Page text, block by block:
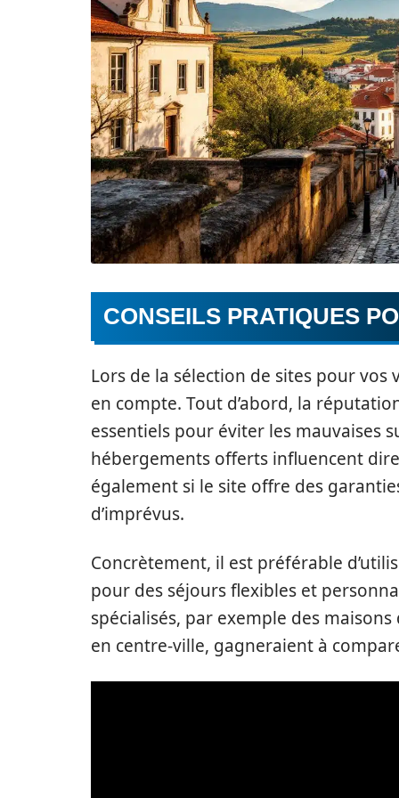
CONSEILS PRATIQUES
Lors de la sélection de sites pour
en compte. Tout d’abord, la
essentiels pour éviter les mauvaises
hébergements offerts influencent
également si le site offre des
d’imprévus.
Concrètement, il est préférable
pour des séjours flexibles et
spécialisés, par exemple des
en centre-ville, gagneraient à